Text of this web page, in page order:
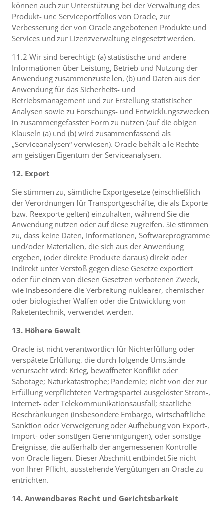
können auch zur Unterstützung bei der Verwaltung des
Produkt- und Serviceportfolios von Oracle, zur
Verbesserung der von Oracle angebotenen Produkte und
Services und zur Lizenzverwaltung eingesetzt werden.
11.2 Wir sind berechtigt: (a) statistische und andere
Informationen über Leistung, Betrieb und Nutzung der
Anwendung zusammenzustellen, (b) und Daten aus der
Anwendung für das Sicherheits- und
Betriebsmanagement und zur Erstellung statistischer
Analysen sowie zu Forschungs- und Entwicklungszwecken
in zusammengefasster Form zu nutzen (auf die obigen
Klauseln (a) und (b) wird zusammenfassend als
„Serviceanalysen“ verwiesen). Oracle behält alle Rechte
am geistigen Eigentum der Serviceanalysen.
12. Export
Sie stimmen zu, sämtliche Exportgesetze (einschließlich
der Verordnungen für Transportgeschäfte, die als Exporte
bzw. Reexporte gelten) einzuhalten, während Sie die
Anwendung nutzen oder auf diese zugreifen. Sie stimmen
zu, dass keine Daten, Informationen, Softwareprogramme
und/oder Materialien, die sich aus der Anwendung
ergeben, (oder direkte Produkte daraus) direkt oder
indirekt unter Verstoß gegen diese Gesetze exportiert
oder für einen von diesen Gesetzen verbotenen Zweck,
wie insbesondere die Verbreitung nuklearer, chemischer
oder biologischer Waffen oder die Entwicklung von
Raketentechnik, verwendet werden.
13. Höhere Gewalt
Oracle ist nicht verantwortlich für Nichterfüllung oder
verspätete Erfüllung, die durch folgende Umstände
verursacht wird: Krieg, bewaffneter Konflikt oder
Sabotage; Naturkatastrophe; Pandemie; nicht von der zur
Erfüllung verpflichteten Vertragspartei ausgelöster Strom-,
Internet- oder Telekommunikationsausfall; staatliche
Beschränkungen (insbesondere Embargo, wirtschaftliche
Sanktion oder Verweigerung oder Aufhebung von Export-,
Import- oder sonstigen Genehmigungen), oder sonstige
Ereignisse, die außerhalb der angemessenen Kontrolle
von Oracle liegen. Dieser Abschnitt entbindet Sie nicht
von Ihrer Pflicht, ausstehende Vergütungen an Oracle zu
entrichten.
14. Anwendbares Recht und Gerichtsbarkeit